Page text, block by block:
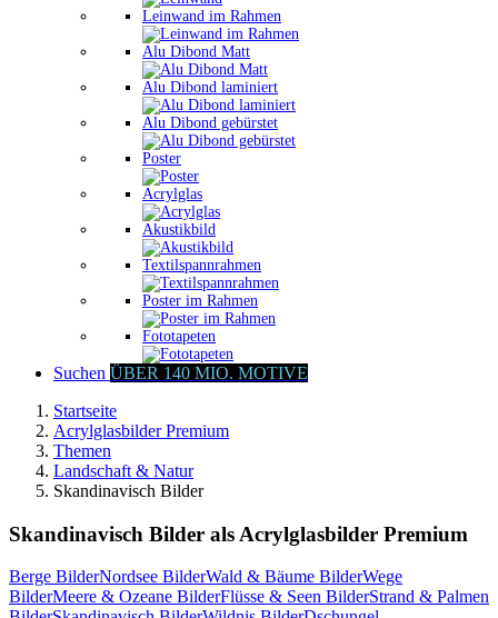
Leinwand im Rahmen
Alu Dibond Matt
Alu Dibond laminiert
Alu Dibond gebürstet
Poster
Acrylglas
Akustikbild
Textilspannrahmen
Poster im Rahmen
Fototapeten
Suchen ÜBER 140 MIO. MOTIVE
Startseite
Acrylglasbilder Premium
Themen
Landschaft & Natur
Skandinavisch Bilder
Skandinavisch Bilder als Acrylglasbilder Premium
Berge BilderNordsee BilderWald & Bäume BilderWege
BilderMeere & Ozeane BilderFlüsse & Seen BilderStrand & Palmen